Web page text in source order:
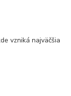
vzniká najväčšia